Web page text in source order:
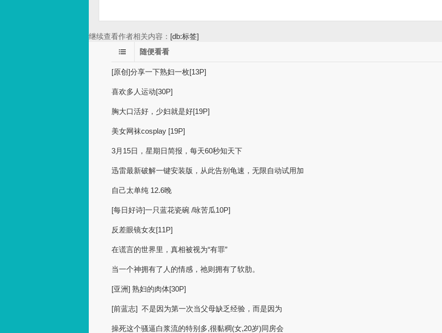
继续查看作者相关内容： [db:标签]
随便看看
[原创]分享一下熟妇一枚[13P]
喜欢多人运动[30P]
胸大口活好，少妇就是好[19P]
美女网袜cosplay [19P]
3月15日，星期日简报，每天60秒知天下
迅雷最新破解一键安装版，从此告别龟速，无限自动试用加
自己太单纯 12.6晚
[每日好诗]一只蓝花瓷碗 /咏苦瓜10P]
反差眼镜女友[11P]
在谎言的世界里，真相被视为“有罪”
当一个神拥有了人的情感，祂则拥有了软肋。
[亚洲] 熟妇的肉体[30P]
[前蓝志] 不是因为第一次当父母缺乏经验，而是因为
操死这个骚逼白浆流的特别多,很黏稠(女,20岁)同房会